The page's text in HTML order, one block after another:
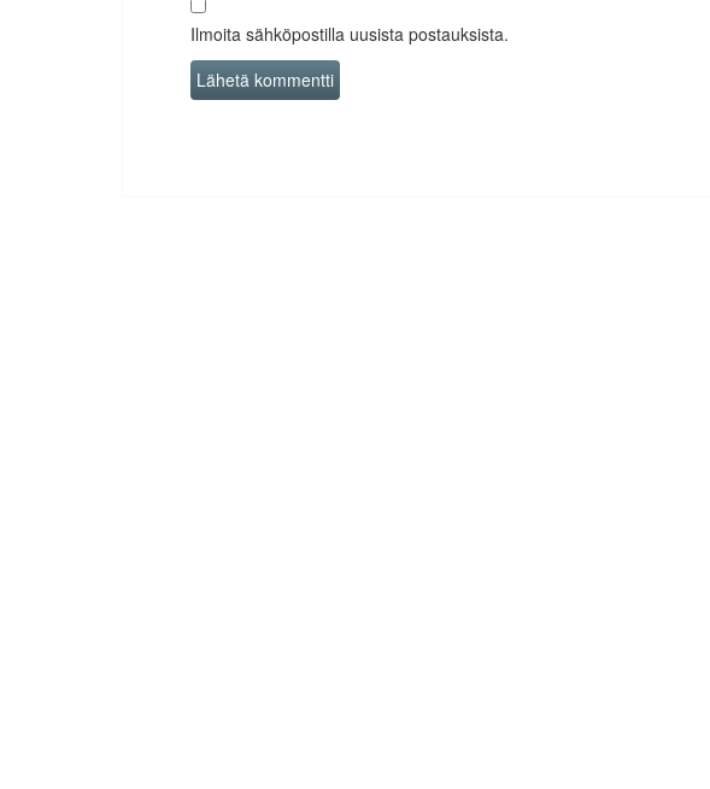
Ilmoita sähköpostilla uusista postauksista.